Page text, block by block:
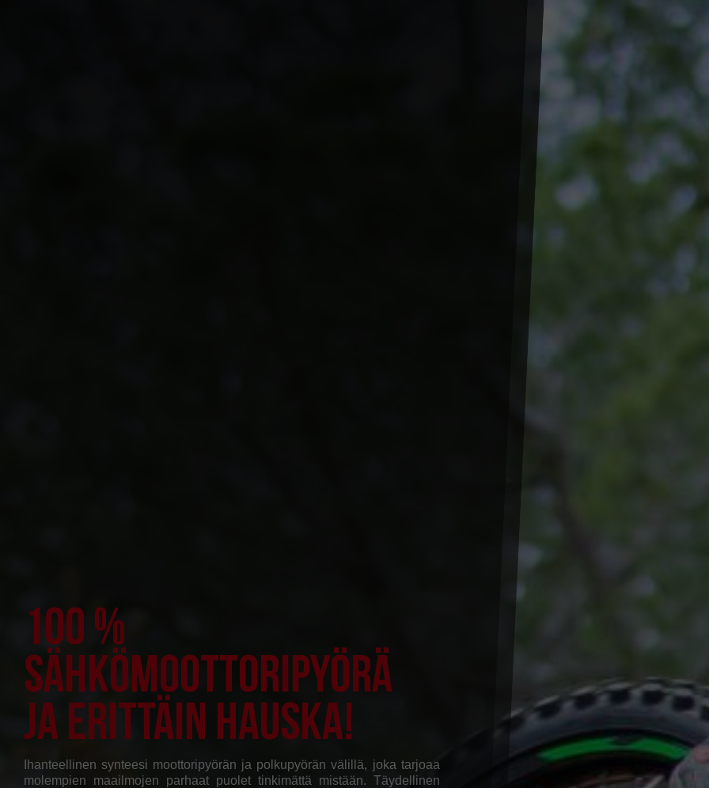
100 %
sähkömoottoripyörä
ja erittäin hauska!
Ihanteellinen synteesi moottoripyörän ja polkupyörän välillä, joka tarjoaa
molempien maailmojen parhaat puolet tinkimättä mistään. Täydellinen